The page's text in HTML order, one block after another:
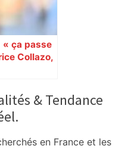
« ça passe
Collazo,
& Tendance
en France et les